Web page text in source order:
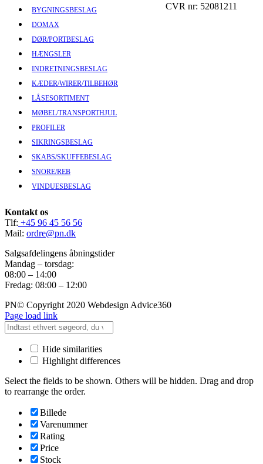
BYGNINGSBESLAG
DOMAX
DØR/PORTBESLAG
HÆNGSLER
INDRETNINGSBESLAG
KÆDER/WIRER/TILBEHØR
LÅSESORTIMENT
MØBEL/TRANSPORTHJUL
PROFILER
SIKRINGSBESLAG
SKABS/SKUFFEBESLAG
SNORE/REB
VINDUESBESLAG
CVR nr: 52081211
Kontakt os
Tlf: +45 96 45 56 56
Mail: ordre@pn.dk
Salgsafdelingens åbningstider
Mandag – torsdag:
08:00 – 14:00
Fredag: 08:00 – 12:00
PN© Copyright 2020 Webdesign Advice360
Page load link
Hide similarities
Highlight differences
Select the fields to be shown. Others will be hidden. Drag and drop
to rearrange the order.
Billede
Varenummer
Rating
Price
Stock